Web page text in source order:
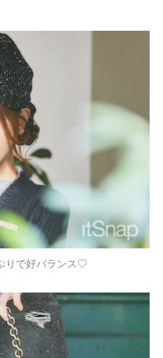
りで好バランス♡